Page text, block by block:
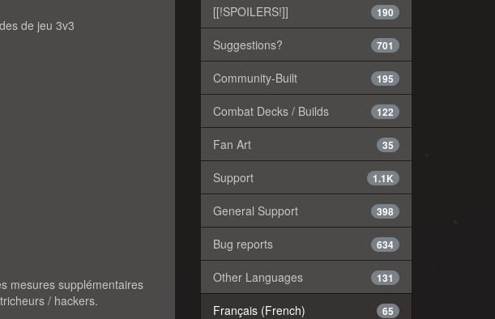
de jeu 3v3
mesures supplémentaires
/ hackers.
190
[[!SPOILERS!]]
701
Suggestions?
195
Community-Built
122
Combat Decks / Builds
35
Fan Art
1.1K
Support
398
General Support
634
Bug reports
131
Other Languages
65
Français (French)